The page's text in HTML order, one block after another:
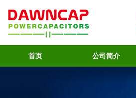
首页 公司简介